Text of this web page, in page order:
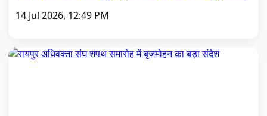
14 Jul 2026, 12:49 PM